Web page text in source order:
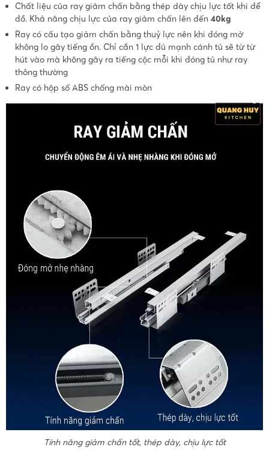
Chất liệu của ray giảm chấn bằng thép dày chịu lực tốt khi để
đồ. Khả năng chịu lực của ray giảm chấn lên đến 40kg
Ray có cấu tạo giảm chấn bằng thuỷ lực nên khi đóng mở
không lo gây tiếng ồn. Chỉ cần 1 lực đủ mạnh cánh tủ sẽ từ từ
hút vào mà không gây ra tiếng cộc mỗi khi đóng tủ như ray
thông thường
Ray có hộp số ABS chống mài mòn
Tính năng giảm chấn tốt, thép dày, chịu lực tốt